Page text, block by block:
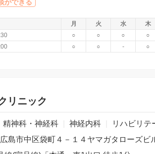
ができる
月 火 水
木
○ ○ ○
○
○ ○ - ○
リニック
精神科・神経科 神経内科 リハビリテーシ